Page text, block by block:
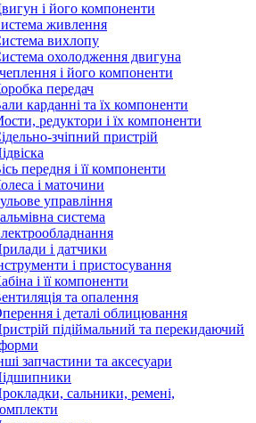
і його компоненти
живлення
вихлопу
охолодження двигуна
і його компоненти
передач
карданні та їх компоненти
редуктори і їх компоненти
зчіпний пристрій
передня і її компоненти
і маточини
управління
система
і датчики
і пристосування
і її компоненти
та опалення
і деталі облицювання
підіймальний та перекидаючий
запчастини та аксесуари
сальники, ремені,